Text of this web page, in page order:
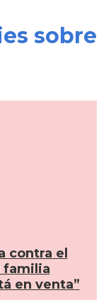
sobre
contra el
familia
en venta”